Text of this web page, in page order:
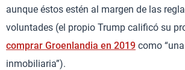
aunque éstos estén al margen de las
voluntades (el propio Trump calificó su
comprar Groenlandia en 2019 como
inmobiliaria”).